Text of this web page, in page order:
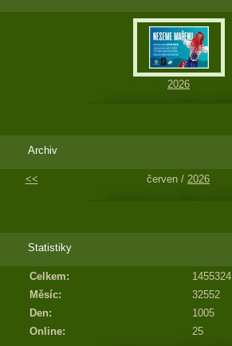
2026
Archiv
<< červen / 2026
Statistiky
Online: 25
Celkem:
1455324
Měsíc:
32552
Den:
1005